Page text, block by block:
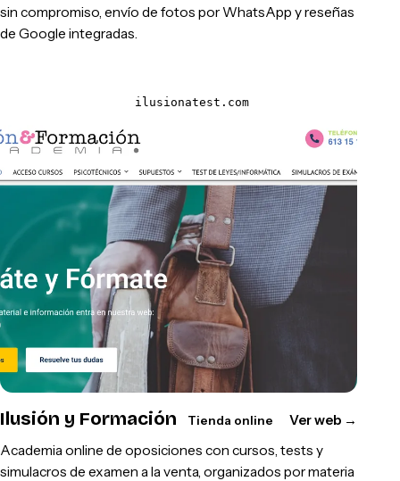
sin compromiso, envío de fotos por WhatsApp y reseñas
de Google integradas.
ilusionatest.com
Ilusión y Formación Tienda online Ver web →
Academia online de oposiciones con cursos, tests y
simulacros de examen a la venta, organizados por materia